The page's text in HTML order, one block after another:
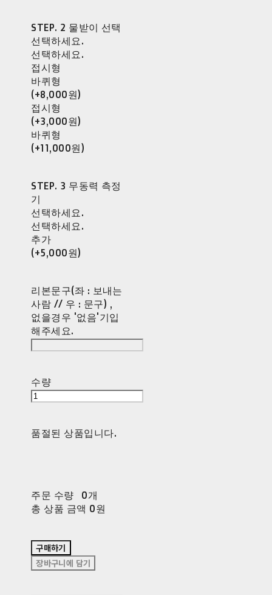
STEP. 2 물받이 선택
선택하세요.
선택하세요.
접시형
바퀴형
(+8,000원)
접시형
(+3,000원)
바퀴형
(+11,000원)
STEP. 3 무동력 측정
기
선택하세요.
선택하세요.
추가
(+5,000원)
리본문구(좌 : 보내는
사람 // 우 : 문구) ,
없을경우 '없음'기입
해주세요.
수량
품절된 상품입니다.
주문 수량
0개
총 상품 금액 0원
구매하기
장바구니에 담기